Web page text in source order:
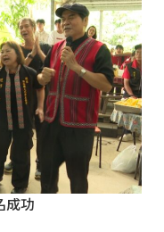
成功